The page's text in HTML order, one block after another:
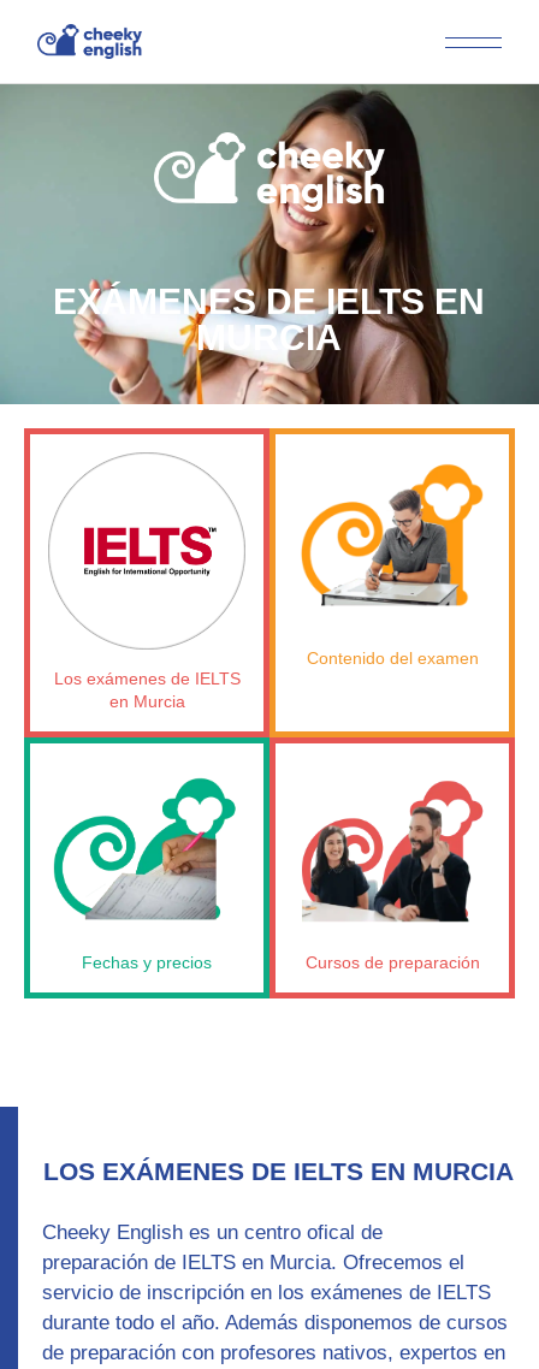
EXÁMENES DE IELTS EN
MURCIA
Los exámenes de IELTS
en Murcia
Contenido del examen
Fechas y precios Cursos de preparación
LOS EXÁMENES DE IELTS EN MURCIA
Cheeky English es un centro ofical de
preparación de IELTS en Murcia. Ofrecemos el
servicio de inscripción en los exámenes de IELTS
durante todo el año. Además disponemos de cursos
de preparación con profesores nativos, expertos en